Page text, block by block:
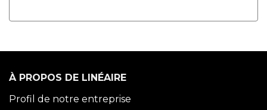
À PROPOS DE LINÉAIRE
Profil de notre entreprise